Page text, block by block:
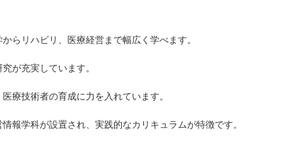
らリハビリ、医療経営まで幅広く学べます。
が充実しています。
療技術者の育成に力を入れています。
報学科が設置され、実践的なカリキュラムが特徴です。